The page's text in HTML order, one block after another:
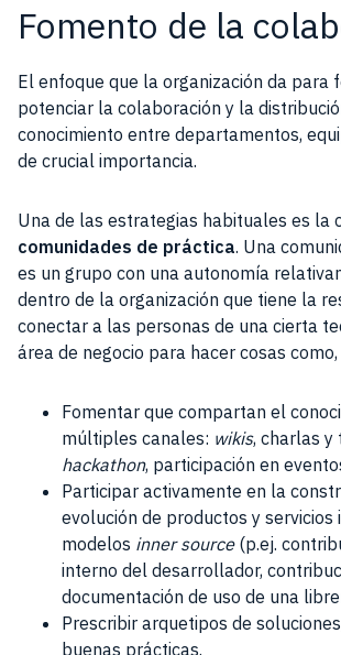
Fomento de la
El enfoque que la organización da para
potenciar la colaboración y la
conocimiento entre departamentos,
de crucial importancia.
Una de las estrategias habituales es la
comunidades de práctica. Una
es un grupo con una autonomía
dentro de la organización que tiene la
conectar a las personas de una cierta
área de negocio para hacer cosas
Fomentar que compartan el
múltiples canales: wikis, charlas y
hackathon, participación en
Participar activamente en la
evolución de productos y servicios
modelos inner source(p.ej.
interno del desarrollador,
documentación de uso de una
Prescribir arquetipos de
buenas prácticas.